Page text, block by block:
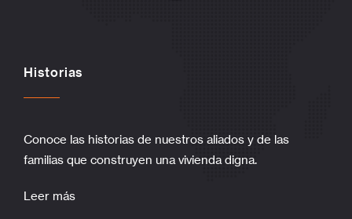
Historias
Conoce las historias de nuestros aliados y de las
familias que construyen una vivienda digna.
Leer más